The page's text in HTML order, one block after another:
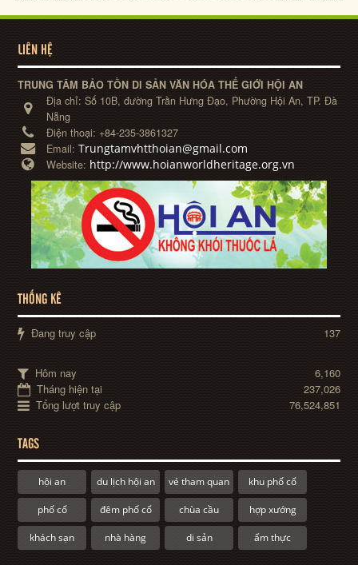
LIÊN HỆ
TRUNG TÂM BẢO TỒN DI SẢN VĂN HÓA THẾ GIỚI HỘI AN
Địa chỉ:Số 10B, đường Trần Hưng Đạo, Phường Hội An, TP. Đà
Nẵng
Điện thoại: +84-235-3861327
Email:Trungtamvhtthoian@gmail.com
Website: http://www.hoianworldheritage.org.vn
THỐNG KÊ
Đang truy cập 137
Hôm nay
6,160
Tháng hiện tại
237,026
Tổng lượt truy cập
76,524,851
TAGS
hội an du lịch hội an vé tham quan khu phố cổ
phố cổ đêm phố cổ chùa cầu hợp xướng
khách sạn nhà hàng di sản ẩm thực